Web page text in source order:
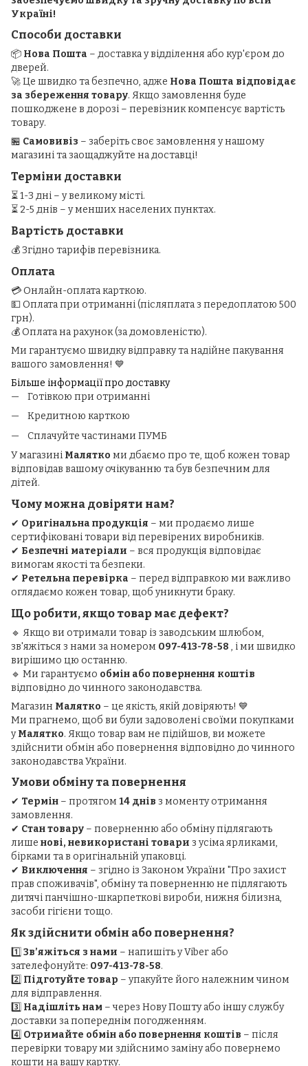
Україні!
Способи доставки
📦 Нова Пошта – доставка у відділення або кур'єром до
дверей.
🚀 Це швидко та безпечно, адже Нова Пошта відповідає
за збереження товару. Якщо замовлення буде
пошкоджене в дорозі – перевізник компенсує вартість
товару.
🏪 Самовивіз – заберіть своє замовлення у нашому
магазині та заощаджуйте на доставці!
Терміни доставки
⏳ 1-3 дні – у великому місті.
⏳ 2-5 днів – у менших населених пунктах.
Вартість доставки
💰 Згідно тарифів перевізника.
Оплата
💳 Онлайн-оплата карткою.
💵 Оплата при отриманні (післяплата з передоплатою 500
грн).
💰 Оплата на рахунок (за домовленістю).
Ми гарантуємо швидку відправку та надійне пакування
вашого замовлення! 💙
Більше інформації про доставку
Готівкою при отриманні
Кредитною карткою
Сплачуйте частинами ПУМБ
У магазині Малятко ми дбаємо про те, щоб кожен товар
відповідав вашому очікуванню та був безпечним для
дітей.
Чому можна довіряти нам?
✔ Оригінальна продукція – ми продаємо лише
сертифіковані товари від перевірених виробників.
✔ Безпечні матеріали – вся продукція відповідає
вимогам якості та безпеки.
✔ Ретельна перевірка – перед відправкою ми важливо
оглядаємо кожен товар, щоб уникнути браку.
Що робити, якщо товар має дефект?
🔹 Якщо ви отримали товар із заводським шлюбом,
зв'яжіться з нами за номером 097-413-78-58 , і ми швидко
вирішимо цю останню.
🔹 Ми гарантуємо обмін або повернення коштів
відповідно до чинного законодавства.
Магазин Малятко – це якість, якій довіряють! 💙
Ми прагнемо, щоб ви були задоволені своїми покупками
уМалятко. Якщо товар вам не підійшов, ви можете
здійснити обмін або повернення відповідно до чинного
законодавства України.
Умови обміну та повернення
✔ Термін – протягом 14 днів з моменту отримання
замовлення.
✔ Стан товару – поверненню або обміну підлягають
лише нові, невикористані товари з усіма ярликами,
бірками та в оригінальній упаковці.
✔ Виключення – згідно із Законом України "Про захист
прав споживачів", обміну та поверненню не підлягають
дитячі панчішно-шкарпеткові вироби, нижня білизна,
засоби гігієни тощо.
Як здійснити обмін або повернення?
1️⃣ Зв’яжіться з нами – напишіть у Viber або
зателефонуйте: 097-413-78-58.
2️⃣ Підготуйте товар – упакуйте його належним чином
для відправлення.
3️⃣ Надішліть нам – через Нову Пошту або іншу службу
доставки за попереднім погодженням.
4️⃣ Отримайте обмін або повернення коштів – після
перевірки товару ми здійснимо заміну або повернемо
кошти на вашу картку.